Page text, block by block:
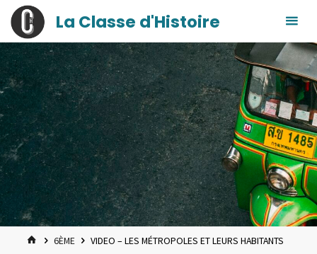
Skip
content
principal
La Classe d'Histoire
HOME6ÈME VIDEO – LES MÉTROPOLES ET LEURS HABITANTS